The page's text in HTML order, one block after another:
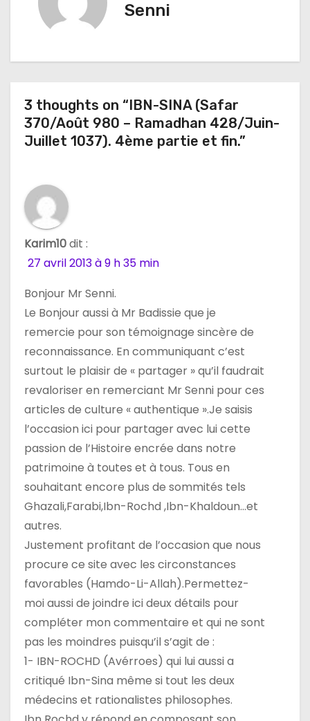
o
d
e
a
r
t
c
e
Senni
3 thoughts on “IBN-SINA (Safar
370/Août 980 – Ramadhan 428/Juin-
Juillet 1037). 4ème partie et fin.”
Karim10dit :
27 avril 2013 à 9 h 35 min
Bonjour Mr Senni.
Le Bonjour aussi à Mr Badissie que je
remercie pour son témoignage sincère de
reconnaissance. En communiquant c’est
surtout le plaisir de « partager » qu’il faudrait
revaloriser en remerciant Mr Senni pour ces
articles de culture « authentique ».Je saisis
l’occasion ici pour partager avec lui cette
passion de l’Histoire encrée dans notre
patrimoine à toutes et à tous. Tous en
souhaitant encore plus de sommités tels
Ghazali,Farabi,Ibn-Rochd ,Ibn-Khaldoun…et
autres.
Justement profitant de l’occasion que nous
procure ce site avec les circonstances
favorables (Hamdo-Li-Allah).Permettez-
moi aussi de joindre ici deux détails pour
compléter mon commentaire et qui ne sont
pas les moindres puisqu’il s’agit de :
1- IBN-ROCHD (Avérroes) qui lui aussi a
critiqué Ibn-Sina même si tout les deux
médecins et rationalistes philosophes.